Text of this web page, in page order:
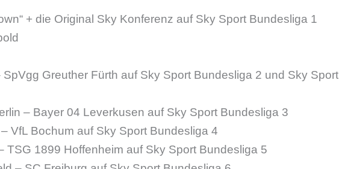
+ die Original Sky Konferenz auf Sky Sport Bundesliga 1
Greuther Fürth auf Sky Sport Bundesliga 2 und Sky Sport
– Bayer 04 Leverkusen auf Sky Sport Bundesliga 3
VfL Bochum auf Sky Sport Bundesliga 4
TSG 1899 Hoffenheim auf Sky Sport Bundesliga 5